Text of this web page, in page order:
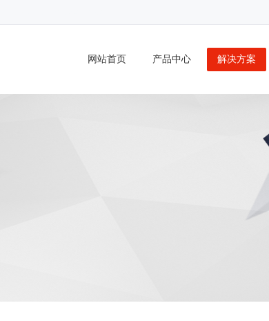
网站首页 产品中心 解决方案